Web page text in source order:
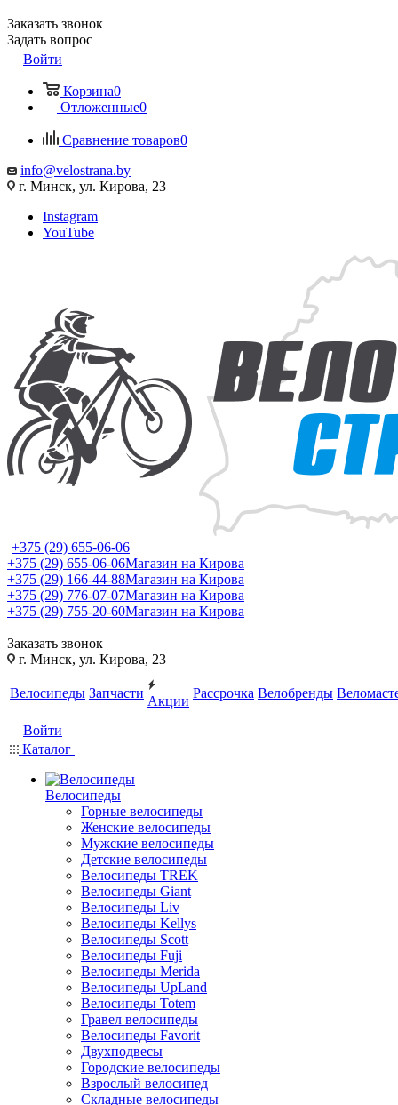
Заказать звонок
Задать вопрос
Войти
Корзина0
Отложенные0
Сравнение товаров0
info@velostrana.by
г. Минск, ул. Кирова, 23
Instagram
YouTube
+375 (29) 655-06-06
+375 (29) 655-06-06Магазин на Кирова
+375 (29) 166-44-88Магазин на Кирова
+375 (29) 776-07-07Магазин на Кирова
+375 (29) 755-20-60Магазин на Кирова
Заказать звонок
г. Минск, ул. Кирова, 23
Велосипеды Запчасти
Акции
Рассрочка Велобренды
Войти
Каталог
Велосипеды
Горные велосипеды
Женские велосипеды
Мужские велосипеды
Детские велосипеды
Велосипеды TREK
Велосипеды Giant
Велосипеды Liv
Велосипеды Kellys
Велосипеды Scott
Велосипеды Fuji
Велосипеды Merida
Велосипеды UpLand
Велосипеды Totem
Гравел велосипеды
Велосипеды Favorit
Двухподвесы
Городские велосипеды
Взрослый велосипед
Складные велосипеды